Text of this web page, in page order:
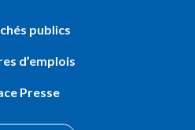
publics
d’emplois
Presse